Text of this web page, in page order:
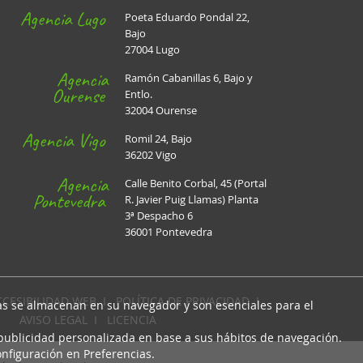
Agencia Lugo
Poeta Eduardo Pondal 22,
Bajo
27004 Lugo
Agencia
Ourense
Ramón Cabanillas 6, Bajo y
Entlo.
32004 Ourense
Agencia Vigo
Romil 24, Bajo
36202 Vigo
Agencia
Pontevedra
Calle Benito Corbal, 45 (Portal
R. Javier Puig Llamas) Planta
3ª Despacho 6
36001 Pontevedra
WEBIPOLÍTICA DE PRIVACIDADI
AVISO LEGAL
I LICENCIA
almacenan en su navegador y son esenciales para el
personalizada en base a sus hábitos de navegación.
en Preferencias.